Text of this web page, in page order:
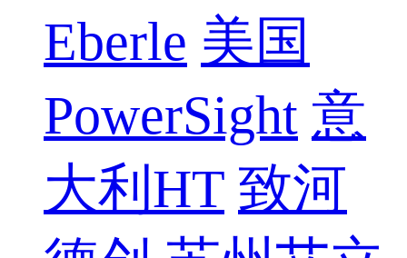
Eberle 美国
PowerSight 意
大利HT 致河